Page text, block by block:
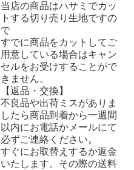
当店の商品はハサミでカッ
トする切り売り生地ですの
で
すでに商品をカットしてご
用意している場合はキャン
セルをお受けすることがで
きません。
【返品・交換】
不良品や出荷ミスがありま
したら商品到着から一週間
以内にお電話かメールにて
必ずご連絡ください。
すぐにお取替えするか返金
いたします。その際の送料